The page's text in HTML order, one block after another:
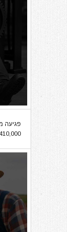
פגיעה
410,000